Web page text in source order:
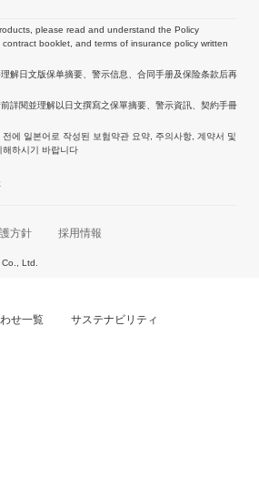
please read and understand the Policy
booklet, and terms of insurance policy written
解日文版保单摘要、警示信息、合同手册及保险条款后再
詳閱並理解以日文撰寫之保單摘要、警示資訊、契約手冊
에 일본어로 작성된 보험약관 요약, 주의사항, 계약서 및
하시기 바랍니다
方針 採用情報
Ltd.
せ一覧 サステナビリティ